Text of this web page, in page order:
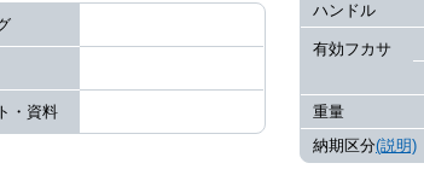
・資料
ハンドル
有効フカサ
重量
納期区分(説明)